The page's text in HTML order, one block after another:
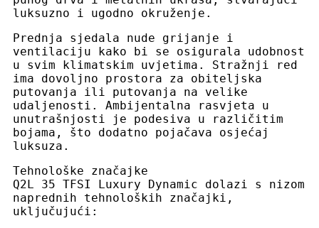
luksuzno i ​​ugodno okruženje.
Prednja sjedala nude grijanje i
ventilaciju kako bi se osigurala udobnost
u svim klimatskim uvjetima. Stražnji red
ima dovoljno prostora za obiteljska
putovanja ili putovanja na velike
udaljenosti. Ambijentalna rasvjeta u
unutrašnjosti je podesiva u različitim
bojama, što dodatno pojačava osjećaj
luksuza.
Tehnološke značajke
Q2L 35 TFSI Luxury Dynamic dolazi s nizom
naprednih tehnoloških značajki,
uključujući: